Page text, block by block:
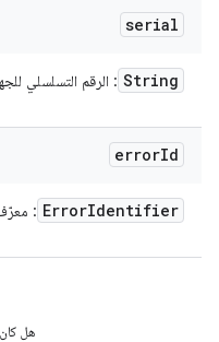
serial
String : الرقم التسلسلي
errorId
ErrorIdentifier : معرّف
هل